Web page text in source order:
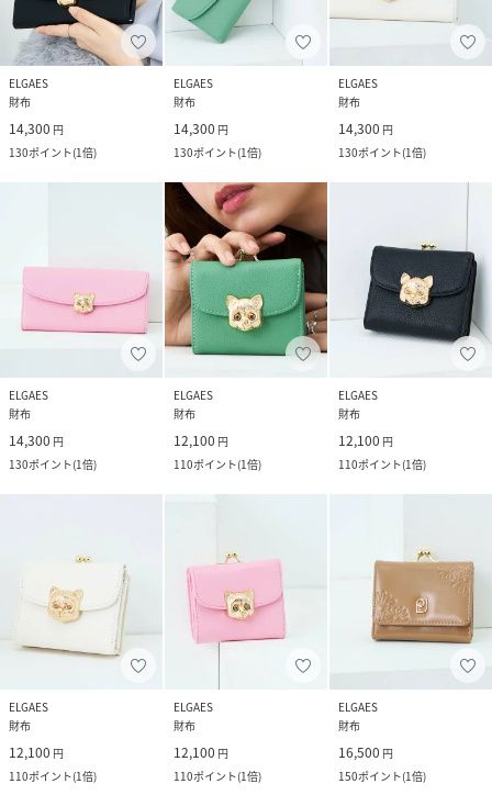
ELGAES
財布
14,300 円
130ポイント(1倍)
ELGAES
財布
14,300 円
130ポイント(1倍)
ELGAES
財布
14,300 円
130ポイント(1倍)
ELGAES
財布
14,300 円
130ポイント(1倍)
ELGAES
財布
12,100 円
110ポイント(1倍)
ELGAES
財布
12,100 円
110ポイント(1倍)
ELGAES
財布
12,100 円
110ポイント(1倍)
ELGAES
財布
12,100 円
110ポイント(1倍)
ELGAES
財布
16,500 円
150ポイント(1倍)